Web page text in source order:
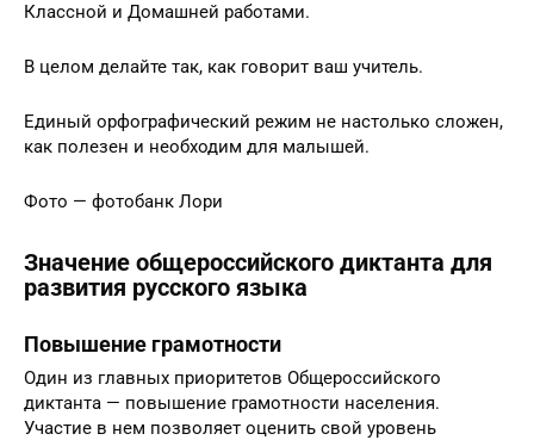
Классной и Домашней работами.
В целом делайте так, как говорит ваш учитель.
Единый орфографический режим не настолько сложен,
как полезен и необходим для малышей.
Фото — фотобанк Лори
Значение общероссийского диктанта для
развития русского языка
Повышение грамотности
Один из главных приоритетов Общероссийского
диктанта — повышение грамотности населения.
Участие в нем позволяет оценить свой уровень